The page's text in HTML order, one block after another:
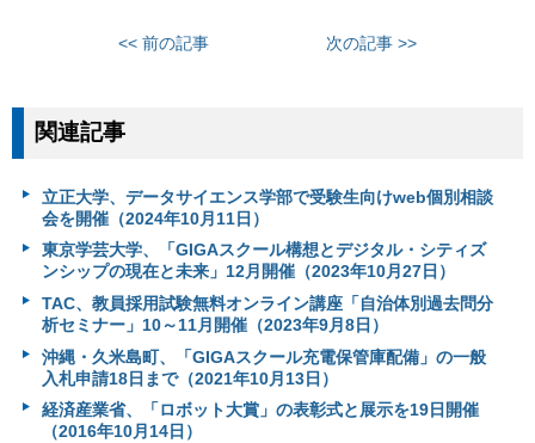
<< 前の記事 次の記事 >>
関連記事
立正大学、データサイエンス学部で受験生向けweb個別相談
会を開催（2024年10月11日）
東京学芸大学、「GIGAスクール構想とデジタル・シティズ
ンシップの現在と未来」12月開催（2023年10月27日）
TAC、教員採用試験無料オンライン講座「自治体別過去問分
析セミナー」10～11月開催（2023年9月8日）
沖縄・久米島町、「GIGAスクール充電保管庫配備」の一般
入札申請18日まで（2021年10月13日）
経済産業省、「ロボット大賞」の表彰式と展示を19日開催
（2016年10月14日）